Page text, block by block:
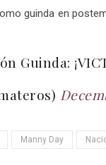
guinda en
Guinda:
Manny Day